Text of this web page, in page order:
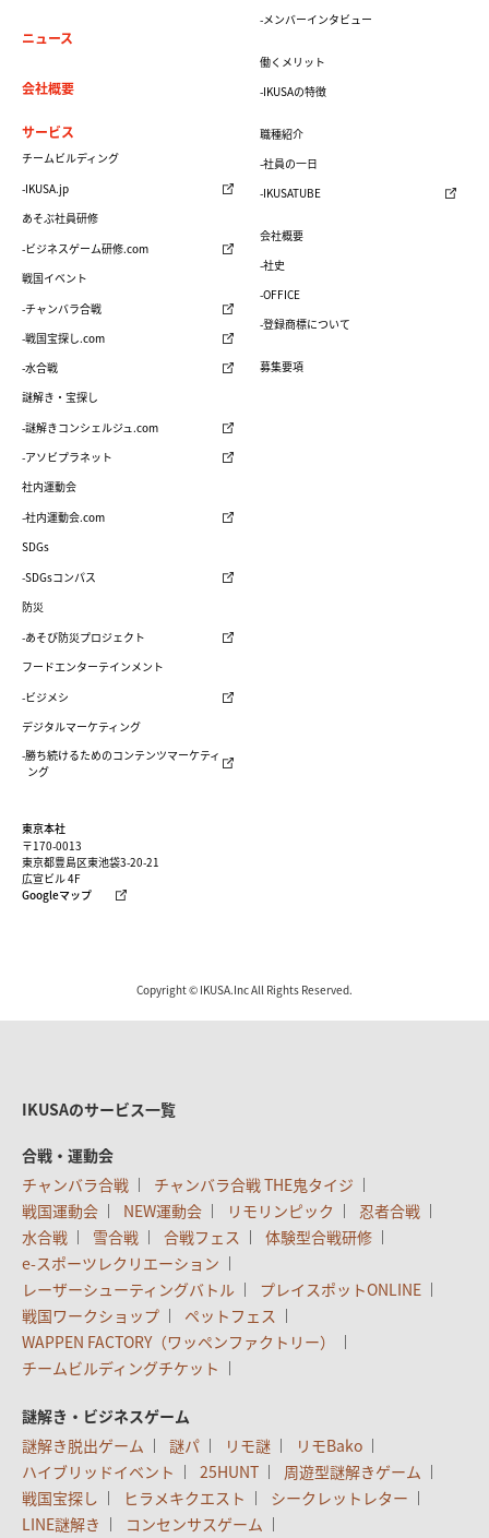
ニュース
会社概要
東京本社
〒170-0013
東京都豊島区東池袋3-20-21
広宣ビル 4F
Googleマップ
サービス
チームビルディング
-IKUSA.jp
あそぶ社員研修
-ビジネスゲーム研修.com
戦国イベント
-チャンバラ合戦
-戦国宝探し.com
-水合戦
謎解き・宝探し
-謎解きコンシェルジュ.com
-アソビプラネット
社内運動会
-社内運動会.com
SDGs
-SDGsコンパス
防災
-あそび防災プロジェクト
フードエンターテインメント
-ビジメシ
デジタルマーケティング
-勝ち続けるためのコンテンツマーケティ
ング
-メンバーインタビュー
働くメリット
-IKUSAの特徴
職種紹介
-社員の一日
-IKUSATUBE
会社概要
-社史
-OFFICE
-登録商標について
募集要項
Copyright © IKUSA.Inc All Rights Reserved.
IKUSAのサービス一覧
合戦・運動会
チャンバラ合戦
チャンバラ合戦 THE鬼タイジ
戦国運動会
NEW運動会 リモリンピック
忍者合戦
水合戦
雪合戦 合戦フェス
体験型合戦研修
e-スポーツレクリエーション
レーザーシューティングバトル
プレイスポットONLINE
戦国ワークショップ
ペットフェス
WAPPEN FACTORY（ワッペンファクトリー）
チームビルディングチケット
謎解き・ビジネスゲーム
謎解き脱出ゲーム
謎パ リモ謎
リモBako
ハイブリッドイベント
25HUNT
周遊型謎解きゲーム
戦国宝探し
ヒラメキクエスト
シークレットレター
LINE謎解き
コンセンサスゲーム